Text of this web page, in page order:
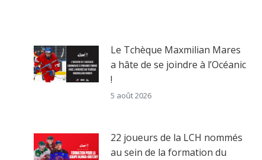
Le Tchèque Maxmilian Mares
a hâte de se joindre à l’Océanic
!
5 août 2026
22 joueurs de la LCH nommés
au sein de la formation du